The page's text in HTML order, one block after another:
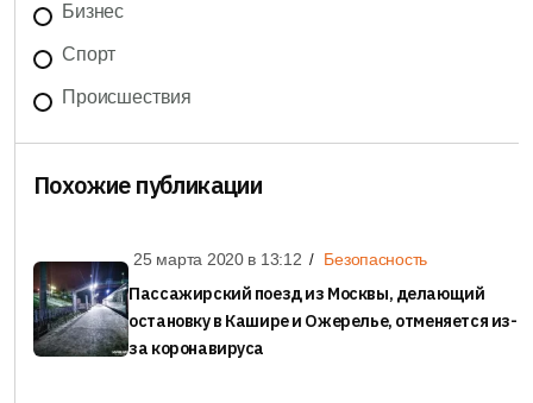
Бизнес
Спорт
Происшествия
Похожие публикации
25 марта 2020 в 13:12 Безопасность
Пассажирский поезд из Москвы, делающий
остановку в Кашире и Ожерелье, отменяется из-
за коронавируса